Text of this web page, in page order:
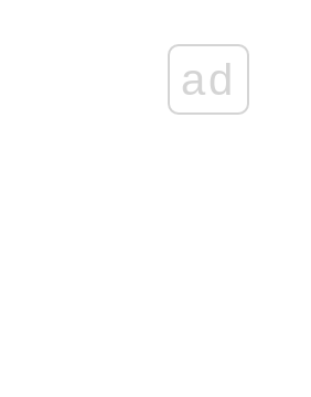
ad